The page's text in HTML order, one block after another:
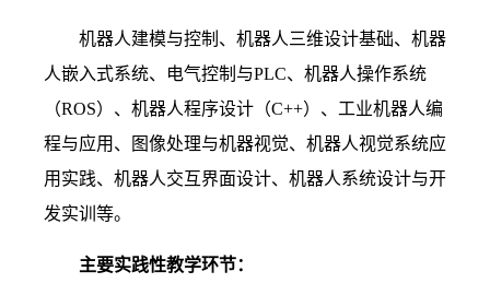
机器人建模与控制、机器人三维设计基础、机器
人嵌入式系统、电气控制与PLC、机器人操作系统
（ROS）、 机器人程序设计（C++）、工业机器人编
程与应用、图像处理与机器视觉、机器人视觉系统应
用实践、机器人交互界面设计、机器人系统设计与开
发实训等。
主要实践性教学环节：